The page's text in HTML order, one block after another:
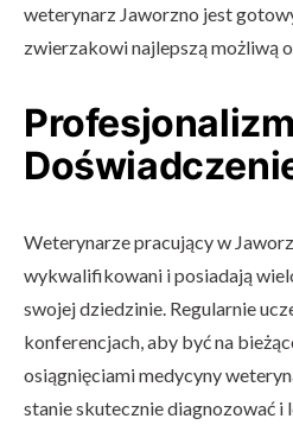
weterynarz Jaworzno jest
zwierzakowi najlepszą możliwą
Weterynarze pracujący w
wykwalifikowani i posiadają
swojej dziedzinie. Regularnie
konferencjach, aby być na
osiągnięciami medycyny
stanie skutecznie diagnozować i